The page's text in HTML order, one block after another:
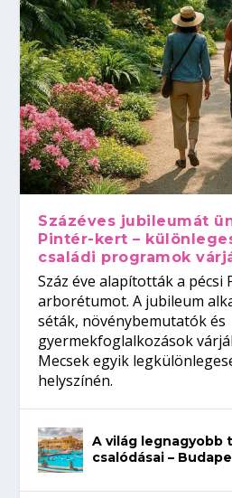
Százéves jubileumát
Pintér-kert –
családi programok
Száz éve alapították a pécsi
arborétumot. A jubileum
séták, növénybemutatók és
gyermekfoglalkozások
Mecsek egyik
helyszínén.
A világ legnagyobb
csalódásai –